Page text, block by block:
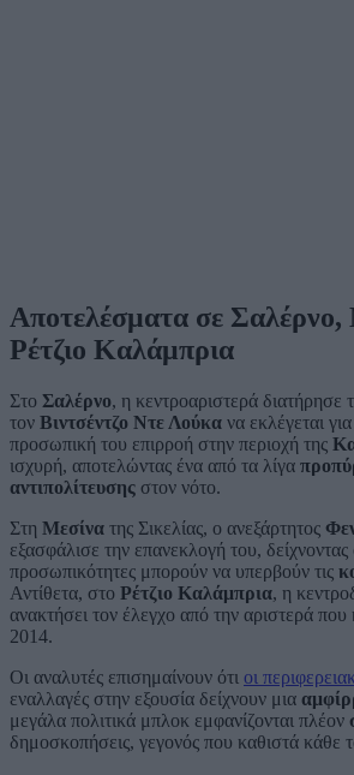
Αποτελέσματα σε Σαλέρνο,
Ρέτζιο Καλάμπρια
Στο Σαλέρνο, η κεντροαριστερά διατήρησε
τον Βιντσέντζο Ντε Λούκα να εκλέγεται
προσωπική του επιρροή στην περιοχή της
ισχυρή, αποτελώντας ένα από τα λίγα
αντιπολίτευσης στον νότο.
Στη Μεσίνα της Σικελίας, ο ανεξάρτητος
εξασφάλισε την επανεκλογή του, δείχνοντας
προσωπικότητες μπορούν να υπερβούν τις
Αντίθετα, στο Ρέτζιο Καλάμπρια, η
ανακτήσει τον έλεγχο από την αριστερά
2014.
Οι αναλυτές επισημαίνουν ότι οι
εναλλαγές στην εξουσία δείχνουν μια
μεγάλα πολιτικά μπλοκ εμφανίζονται πλέον
δημοσκοπήσεις, γεγονός που καθιστά κάθε